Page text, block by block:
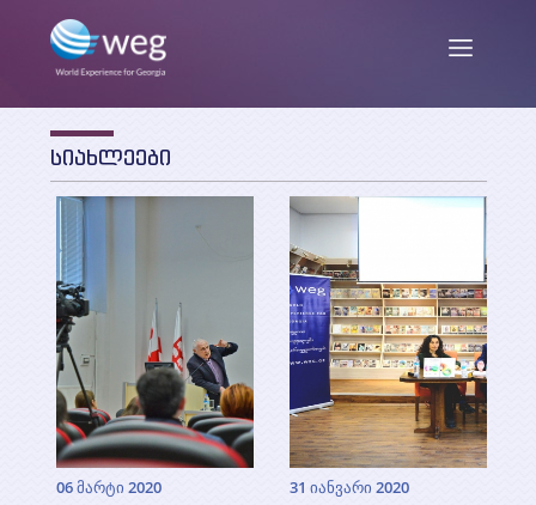
ENG / GEO
ჩვენ შესახებ
მისია და მიზნები
საქმიანობა
თანამშრომლები
პარტნიორები და დონორები
სიახლეები
პუბლიკაციები
სიახლეები
06 მარტი 2020
31 იანვარი 2020